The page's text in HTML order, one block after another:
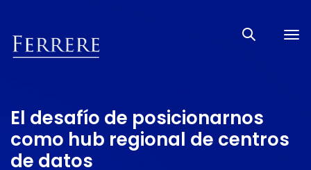
El desafío de posicionarnos
como hub regional de centros
de datos